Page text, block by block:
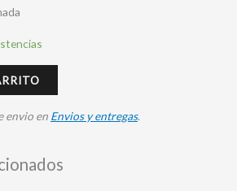
envio en Envios y entregas.